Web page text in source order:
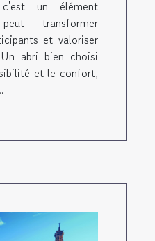
un élément
transformer
et valoriser
abri bien choisi
et le confort,